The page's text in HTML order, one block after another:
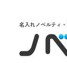
名入れノベルティ